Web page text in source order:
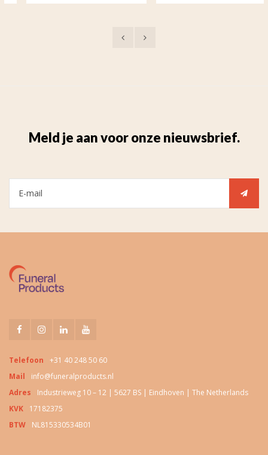
Meld je aan voor onze nieuwsbrief.
Telefoon
+31 40 248 50 60
Mail
info@funeralproducts.nl
Adres
Industrieweg 10 – 12 | 5627 BS | Eindhoven | The Netherlands
KVK
17182375
BTW
NL815330534B01